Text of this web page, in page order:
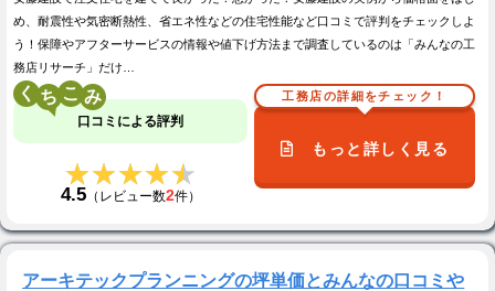
め、耐震性や気密断熱性、省エネ性などの住宅性能など口コミで評判をチェックしよ
う！保障やアフターサービスの情報や値下げ方法まで調査しているのは「みんなの工
務店リサーチ」だけ…
く こ
口コミによる評判
★★★★★
★★★★★
4.5（レビュー数2件）
工務店の詳細をチェック！
もっと詳しく見る
アーキテックプランニングの坪単価とみんなの口コミや